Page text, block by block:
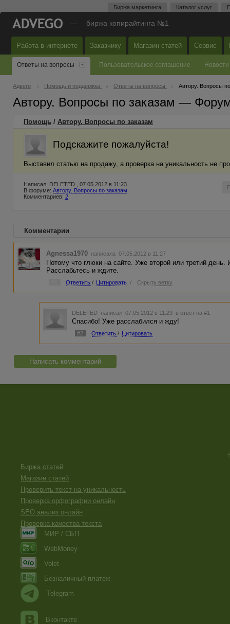
Биржа маркетинга Каталог услуг
— биржа копирайтинга №1
Работа в интернете Заказчику Магазин статей Сервис
Ответы на вопросы Пользовательское соглашение Новости
Адвего Помощь и поддержка Ответы на вопросы Автору. Вопросы
Автору. Вопросы по заказам —
Помощь / Автору. Вопросы по заказам
Подскажите пожалуйста!
Выставил статью на продажу, а проверка на уникальность не
Написал: DELETED , 07.05.2012 в 11:23
В форуме: Автору. Вопросы по заказам
Комментариев: 2
Комментарии
Agnessa1970 написала 07.05.2012 в 11:27
Потому что глюки на сайте. Уже второй или третий
Расслабьтесь и ждите.
Ответить / Цитировать / Скрыть ветку
DELETED написал 07.05.2012 в 11:29 в ответ на #1
Спасибо! Уже расслабился и жду!
#2 Ответить / Цитировать
Написать комментарий
Биржа статей
Магазин статей
Проверить текст на уникальность
Проверка орфографии онлайн
SEO анализ онлайн
Проверка качества текста
МИР / СБП
WebMoney
Volet
Безналичный платеж
Telegram
Вконтакте